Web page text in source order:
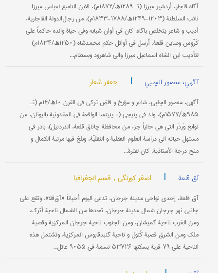
آگاه قاجار، أردشیر میرزا (تـ ۱۲۸۹ھ/۱۸۷۲م)، الابن التاسع لعباس میرزا
نائب السلطنة (۱۲۰۳-۱۲۴۹ھ/۱۷۸۸-۱۸۳۳م). من رجال‌الدولة القاجاریة،
أدیب و شاعر یتخلص بآگاه. کان في أوان شبابه وفي حیاة والده حاکماً علی
کَرّوس وصاین قلعة. أُرسل في أوائل حکم محمدشاه (۱۲۵۰ھ/۱۸۳۴م)
لتأدیب ابن الشاه اسماعیل میرزا والي شاهرود وبسطام...
آگهي، منصور الچلبي | جعفر شعار
آگهي، منصور الچلبي، شاعر و مؤرخ و قاض ترکي في القرن ۱۰ھ/۱۶م (تـ
۹۸۵ھ/۱۵۷۷م)، ولد في ینیجي (= ینیتسا الواقعة في المقدونیة بالیونان، من
توابع وَردَر التي هي حالیاً جزء من محافظة چاناق قلعة، الدردنیل). بادر في
مستهل حیاته الی دراسة العلوم العقلیة و النقلیّة، وبلغ فیها مرتبة الکمال و
منح درجة الأستاذیة. کان لفترة...
آق قلعة | اصغر کورنگی , قسم الجغرافیا
آق ‌قلعة، إحدی نواحي مدینة جرجان، تدعی الیوم أحیاناً «آق‌قلا». وتقع علی
جانبي نهر جرجان شمال مدینة جرجان، تحدها من الشمال ناحیة أترک،
ومن الغرب ناحیة گمیشان، ومن الجنوب ناحیة جرجان المرکزیة وقصبة
ملک ومن الشرق قصبة کُتول و ناحیة گنبدقابوس المرکزیة. وتشتمل هذه
الناحیة علی ۷۹ قریة یسکنها ۵۳۷۲۶ نسمة في ۹۰۵۵ عائل...